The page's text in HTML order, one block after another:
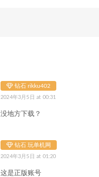
钻石 rikku402
2024年3月5日 at 00:31
没地方下载？
钻石 玩单机网
2024年3月5日 at 01:20
这是正版账号